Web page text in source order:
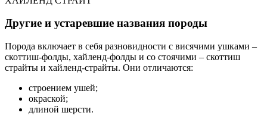
Другие и устаревшие названия породы
Порода включает в себя разновидности с висячими ушками –
скоттиш-фолды, хайленд-фолды и со стоячими – скоттиш
страйты и хайленд-страйты. Они отличаются:
строением ушей;
окраской;
длиной шерсти.